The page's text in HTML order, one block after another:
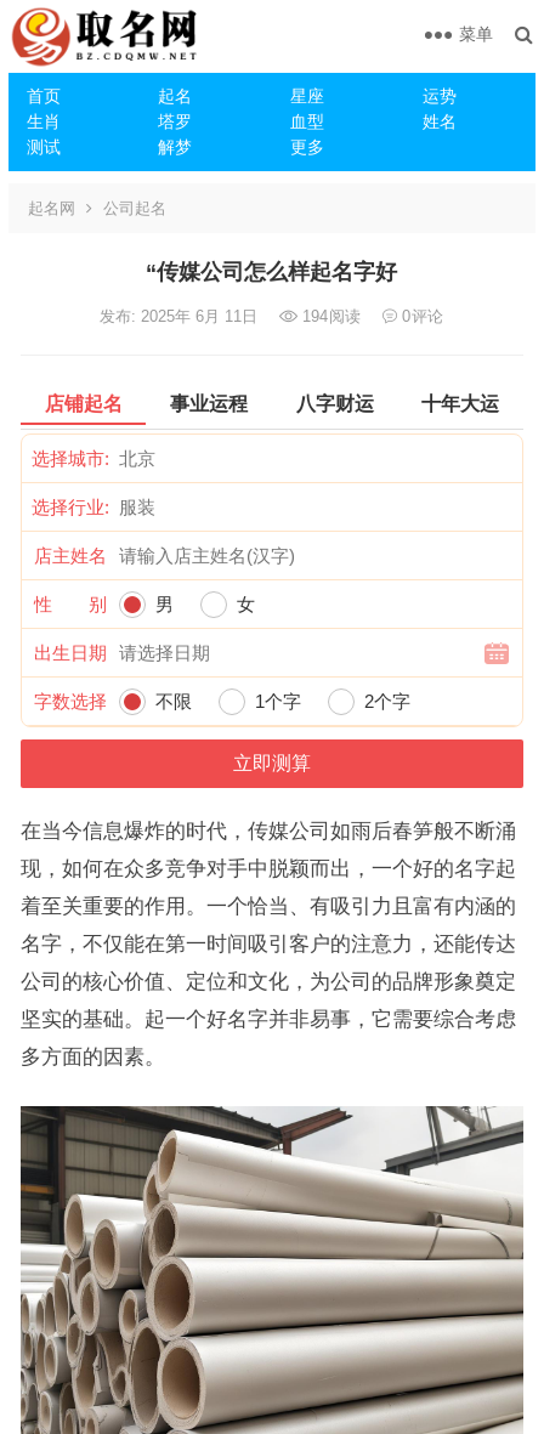
首页 起名 星座
运势
生肖
塔罗 血型
姓名
测试
解梦 更多
菜单
起名网 公司起名
“传媒公司怎么样起名字好
发布: 2025年 6月 11日 194阅读 0评论
店铺起名 事业运程 八字财运 十年大运
选择城市:
选择行业:
店主姓名
性 别 男 女
出生日期
字数选择 不限 1个字 2个字
在当今信息爆炸的时代，传媒公司如雨后春笋般不断涌
现，如何在众多竞争对手中脱颖而出，一个好的名字起
着至关重要的作用。一个恰当、有吸引力且富有内涵的
名字，不仅能在第一时间吸引客户的注意力，还能传达
公司的核心价值、定位和文化，为公司的品牌形象奠定
坚实的基础。起一个好名字并非易事，它需要综合考虑
多方面的因素。